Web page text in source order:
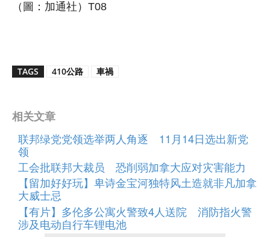
（圖：加通社）T08
TAGS 410公路 車禍
相关文章
联邦绿党党领选举两人角逐 11月14日选出新党
领
工会批联邦大裁员 恐削弱加拿大应对灾害能力
【留加好好玩】卑诗金宝河独特风土造就非凡加拿
大威士忌
【有片】多伦多公寓火警致4人送院 消防指火警
涉及电动自行车锂电池